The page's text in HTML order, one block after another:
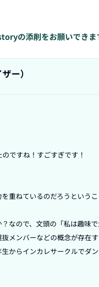
の添削をお願いできま
ー）
ですね！すごすぎです！
重ねているのだろうという
なので、文頭の「私は趣味で
メンバーなどの概念が存在
からインカレサークルでダ